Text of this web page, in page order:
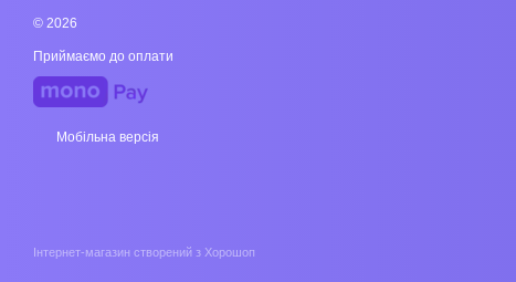
© 2026
Приймаємо до оплати
Мобільна версія
Інтернет-магазин створений з Хорошоп